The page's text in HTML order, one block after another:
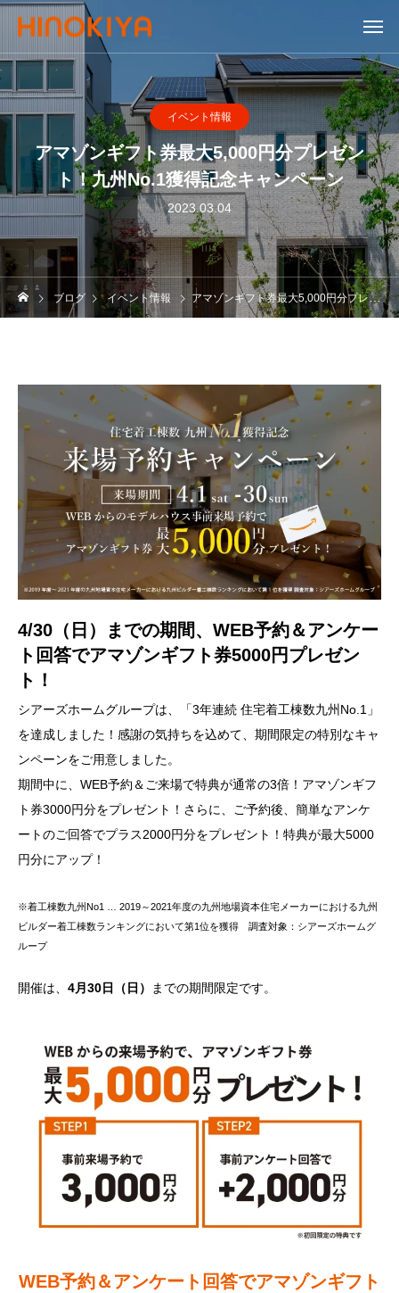
イベント情報
アマゾンギフト券最大5,000円分プレゼン
ト！九州No.1獲得記念キャンペーン
2023.03.04
ブログ イベント情報 アマゾンギフト券最大5,000円分プレゼント！九州No.1獲得記念キャンペーン
4/30（日）までの期間、WEB予約＆アンケー
ト回答でアマゾンギフト券5000円プレゼン
ト！
シアーズホームグループは、「3年連続 住宅着工棟数九州No.1」
を達成しました！感謝の気持ちを込めて、期間限定の特別なキャ
ンペーンをご用意しました。
期間中に、WEB予約＆ご来場で特典が通常の3倍！アマゾンギフ
ト券3000円分をプレゼント！さらに、ご予約後、簡単なアンケ
ートのご回答でプラス2000円分をプレゼント！特典が最大5000
円分にアップ！
※着工棟数九州No1 … 2019～2021年度の九州地場資本住宅メーカーにおける九州
ビルダー着工棟数ランキングにおいて第1位を獲得 調査対象：シアーズホームグ
ループ
開催は、 4月30日（日） までの期間限定です。
WEB予約＆アンケート回答でアマゾンギフト